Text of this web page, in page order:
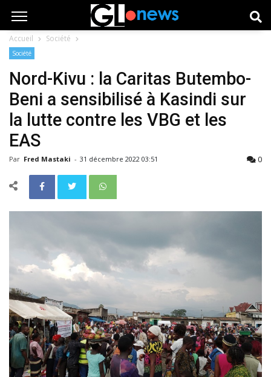
Accueil Société
Société
Nord-Kivu : la Caritas Butembo-
Beni a sensibilisé à Kasindi sur
la lutte contre les VBG et les
EAS
Par Fred Mastaki - 31 décembre 2022 03:51 0